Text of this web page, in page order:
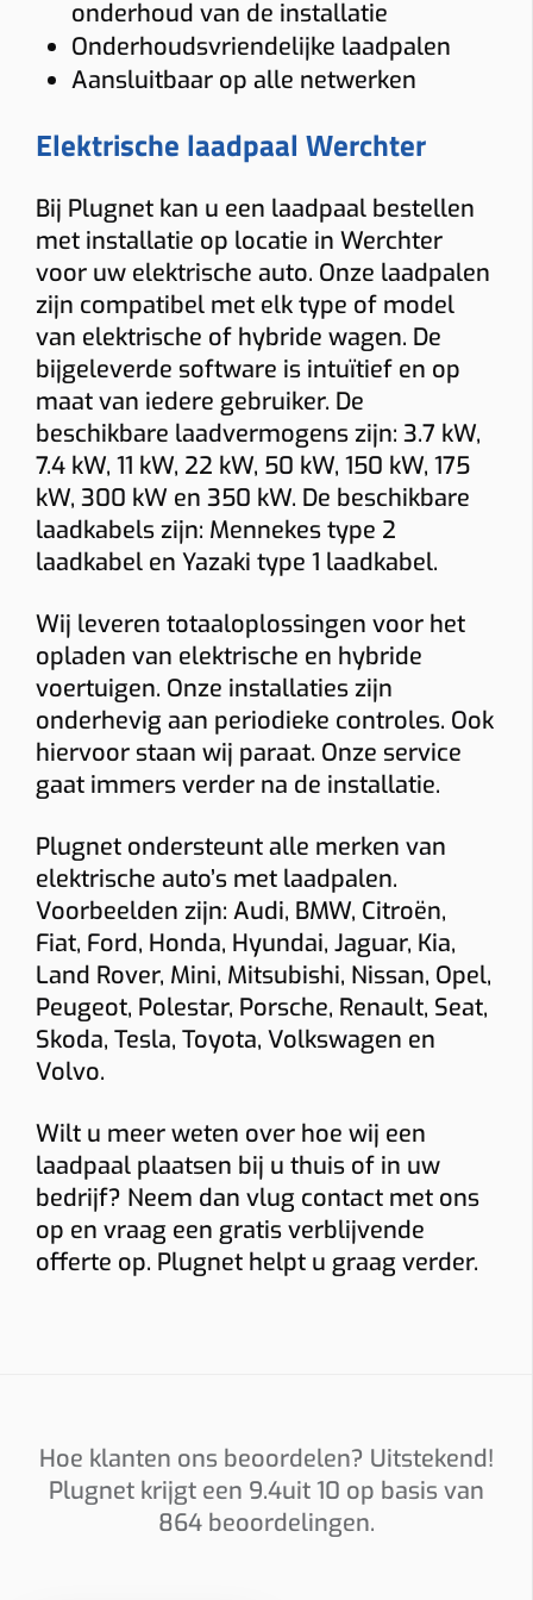
onderhoud van de installatie
Onderhoudsvriendelijke laadpalen
Aansluitbaar op alle netwerken
Elektrische laadpaal Werchter
Bij Plugnet kan u een laadpaal bestellen
met installatie op locatie in Werchter
voor uw elektrische auto. Onze laadpalen
zijn compatibel met elk type of model
van elektrische of hybride wagen. De
bijgeleverde software is intuïtief en op
maat van iedere gebruiker. De
beschikbare laadvermogens zijn: 3.7 kW,
7.4 kW, 11 kW, 22 kW, 50 kW, 150 kW, 175
kW, 300 kW en 350 kW. De beschikbare
laadkabels zijn: Mennekes type 2
laadkabel en Yazaki type 1 laadkabel.
Wij leveren totaaloplossingen voor het
opladen van elektrische en hybride
voertuigen. Onze installaties zijn
onderhevig aan periodieke controles. Ook
hiervoor staan wij paraat. Onze service
gaat immers verder na de installatie.
Plugnet ondersteunt alle merken van
elektrische auto’s met laadpalen.
Voorbeelden zijn: Audi, BMW, Citroën,
Fiat, Ford, Honda, Hyundai, Jaguar, Kia,
Land Rover, Mini, Mitsubishi, Nissan, Opel,
Peugeot, Polestar, Porsche, Renault, Seat,
Skoda, Tesla, Toyota, Volkswagen en
Volvo.
Wilt u meer weten over hoe wij een
laadpaal plaatsen bij u thuis of in uw
bedrijf? Neem dan vlug contact met ons
op en vraag een gratis verblijvende
offerte op. Plugnet helpt u graag verder.
Afstand verdeelkast → laadpunt
> 15 m tot 20 m
Ja Nee
Voorkomt dat de hoofdzekering uitvalt.
Meter
Digitale meter Analoge meter
BTW thuis
Woning ≥10 jaar (6% btw) Nieuwere woning (21% btw)
Alleen bij “Thuis”.
Gewenste functies (meerdere mogelijk)
Solar laden Dynamische tarieven laden Vaste kabel
Socket Smart charging Mobiele app
Ingebouwde MID-meter
Bidirectioneel 22 kW
Indicatieve totaalprijs
€ 1543 – € 1774 (incl. 6% btw)
Toestel: € 882
Installatie + materiaal: € 350 • Load balancing: € 87
Naam
E-mail
Telefoon
Installatieadres
Foto’s
Ik ga akkoord dat Plugnet mij mag contacteren i.v.m. mijn
aanvraag.
Hoe klanten ons beoordelen? Uitstekend!
Plugnet krijgt een 9.4uit 10 op basis van
864beoordelingen.